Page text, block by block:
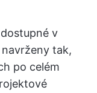
v
navrženy tak,
po celém